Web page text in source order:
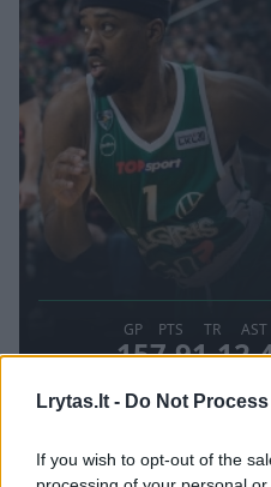
Lrytas.lt - Do Not
If you wish to opt-out of the
Kauno Žalgiris ^Instant
Tel